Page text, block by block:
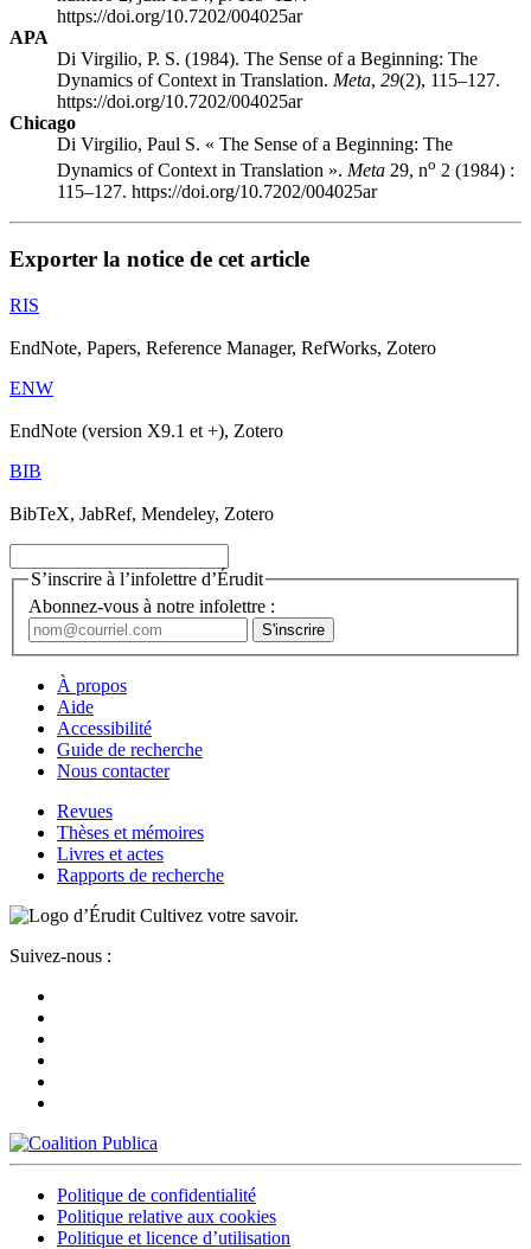
https://doi.org/10.7202/004025ar
APA
Di Virgilio, P. S. (1984). The Sense of a Beginning: The
Dynamics of Context in Translation. Meta, 29(2), 115–127.
https://doi.org/10.7202/004025ar
Chicago
Di Virgilio, Paul S. « The Sense of a Beginning: The
Dynamics of Context in Translation ». Meta 29, no 2 (1984) :
115–127. https://doi.org/10.7202/004025ar
Exporter la notice de cet article
RIS
EndNote, Papers, Reference Manager, RefWorks, Zotero
ENW
EndNote (version X9.1 et +), Zotero
BIB
BibTeX, JabRef, Mendeley, Zotero
S’inscrire à l’infolettre d’Érudit
Abonnez-vous à notre infolettre :
À propos
Aide
Accessibilité
Guide de recherche
Nous contacter
Revues
Thèses et mémoires
Livres et actes
Rapports de recherche
Cultivez votre savoir.
Suivez-nous :
Politique de confidentialité
Politique relative aux cookies
Politique et licence d’utilisation